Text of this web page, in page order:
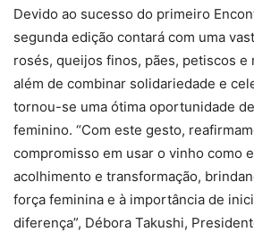
Devido ao sucesso do primeiro
segunda edição contará com uma
rosés, queijos finos, pães, petiscos e
além de combinar solidariedade e
tornou-se uma ótima oportunidade
feminino. “Com este gesto,
compromisso em usar o vinho como
acolhimento e transformação,
força feminina e à importância de
diferença”, Débora Takushi,